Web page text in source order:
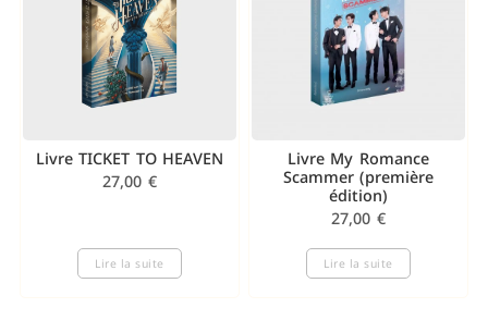
Livre TICKET TO HEAVEN
27,00 €
Lire la suite
Livre My Romance
Scammer (première
édition)
27,00 €
Lire la suite